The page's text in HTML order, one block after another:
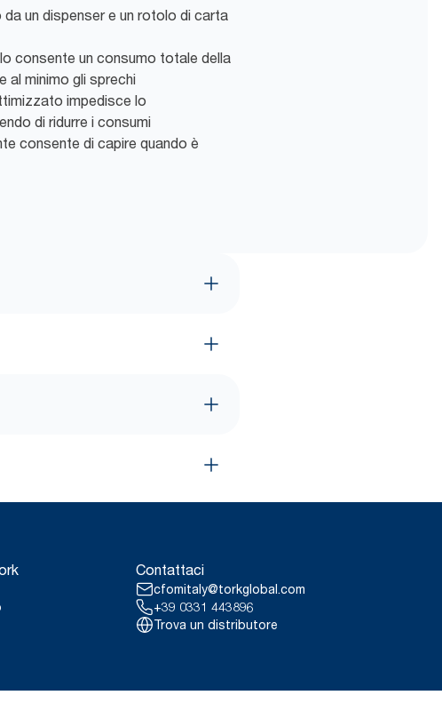
un dispenser e un rotolo di carta
consente un consumo totale della
al minimo gli sprechi
impedisce lo
di ridurre i consumi
consente di capire quando è
Contattaci
cfomitaly@torkglobal.com
+39 0331 443896
Trova un distributore